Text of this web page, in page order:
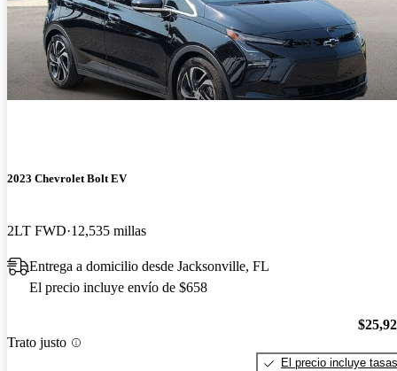
2023 Chevrolet Bolt EV
2LT FWD 12,535 millas
Entrega a domicilio desde Jacksonville, FL
El precio incluye envío de $658
Trato justo
El precio incluye tasas